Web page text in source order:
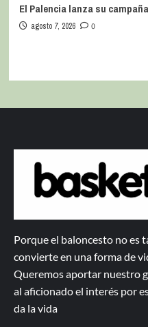
El Palencia lanza su
agosto 7, 2026 0
Porque el baloncesto no es
convierte en una forma de
Queremos aportar nuestro
al aficionado el interés por
da la vida